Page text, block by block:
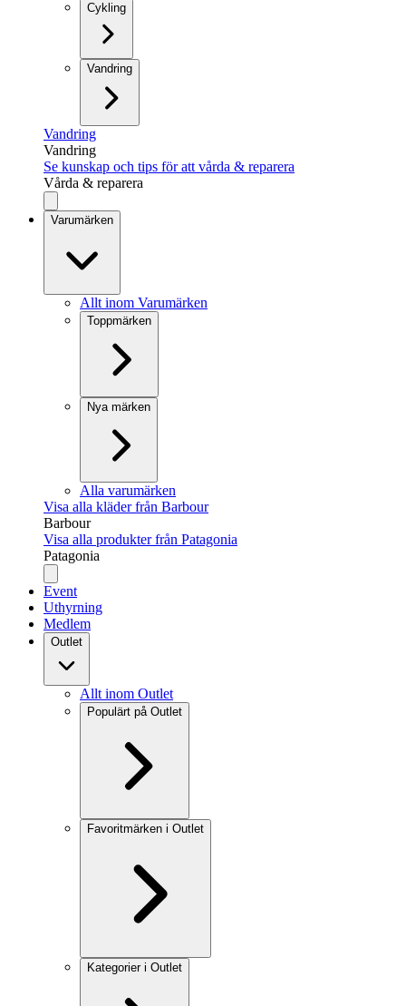
Cykling
Vandring
Vandring
Vandring
Se kunskap och tips för att vårda & reparera
Vårda & reparera
Varumärken
Allt inom Varumärken
Toppmärken
Nya märken
Alla varumärken
Visa alla kläder från Barbour
Barbour
Visa alla produkter från Patagonia
Patagonia
Event
Uthyrning
Medlem
Outlet
Allt inom Outlet
Populärt på Outlet
Favoritmärken i Outlet
Kategorier i Outlet